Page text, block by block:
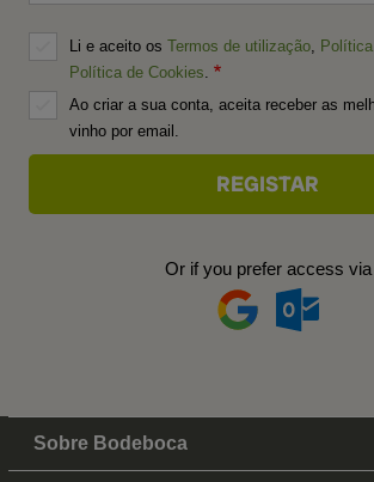
Li e aceito os Termos de utilização
Política de Cookies
Ao criar a sua conta, aceita receber as
vinho por email.
Or if you prefer access via
Sobre Bodeboca